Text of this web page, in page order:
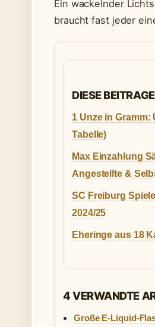
Ein wackelnder
braucht fast jeder
DIESE
1 Unze in
Tabelle)
Max Einzahlung
Angestellte &
SC Freiburg
2024/25
Eheringe aus 18
4 VERWANDTE
Große E-Liquid-